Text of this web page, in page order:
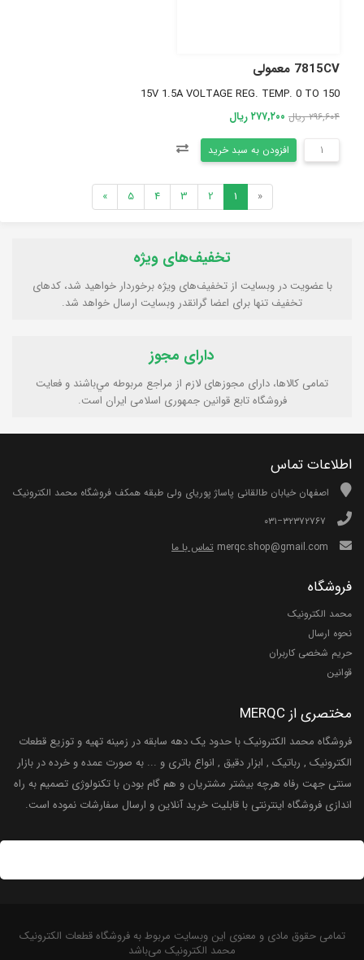
7815CV معمولی
15V 1.5A VOLTAGE REG. TEMP. 0 TO 150
۲۹۶,۶۰۴ ریال ۲۷۷,۲۰۰ ریال
افزودن به سبد خرید
«
1
2
3
4
5
»
تخفیف‌های ویژه
با عضویت در وبسایت از تخفیف‌های ویژه برخوردار خواهید شد، کدهای
تخفیف تنها برای اعضا گرانقدر وبسایت ارسال خواهد شد.
دارای مجوز
تمامی كالاها، دارای مجوزهای لازم از مراجع مربوطه مي‌باشند و فعایت
فروشگاه تابع قوانين جمهوری اسلامی ايران است.
اطلاعات تماس
اصفهان خیابان طالقانی پاساژ پوریای ولی طبقه همکف فروشگاه محمد الکترونیک
تماس با ما
فروشگاه
محمد الکترونیک
نحوه ارسال
حریم شخصی کاربران
قوانین
مختصری از MERQC
فروشگاه محمد الکترونیک با حدود یک دهه سابقه در زمینه تهیه و توزیع قطعات
الکترونیک , رباتیک , ابزار دقیق , انواع باتری و ... به صورت عمده و خرده در بازار
سنتی جهت رفاه هرچه بیشتر مشتریان و هم گام بودن با تکنولوژی تصمیم به راه
اندازی فروشگاه اینترنتی با قابلیت خرید آنلاین و ارسال سفارشات نموده است.
تمامی حقوق مادی و معنوی این وبسایت مربوط به فروشگاه قطعات الکترونیک
محمد الکترونیک می‌باشد